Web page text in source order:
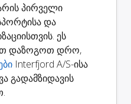
პირველი
და
ეს
დაზოგოთ დრო,
Interfjord A/S-ისა
გადამზიდავის